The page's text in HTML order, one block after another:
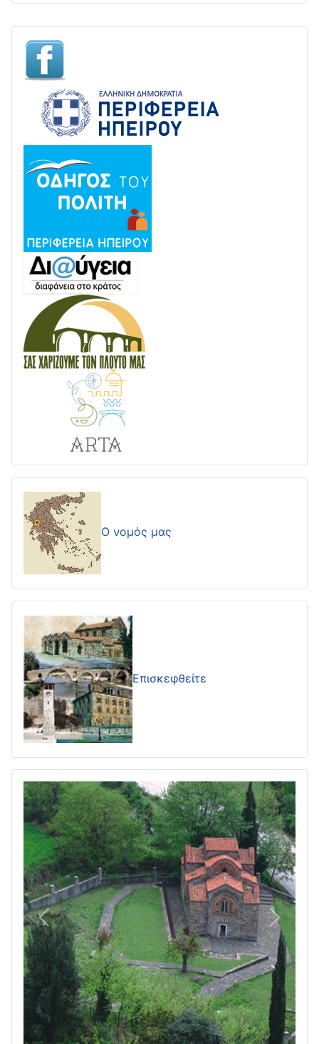
Ο νομός μας
Επισκεφθείτε
Πίσω